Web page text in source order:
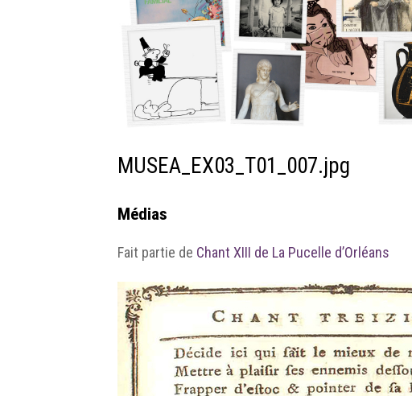
MUSEA_EX03_T01_007.jpg
Médias
Fait partie de Chant XIII de La Pucelle d’Orléans